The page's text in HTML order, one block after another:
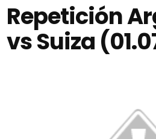
Repetición
vs Suiza